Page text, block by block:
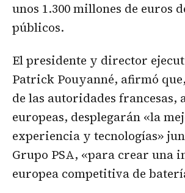
unos 1.300 millones de euros
públicos.
El presidente y director
Patrick Pouyanné, afirmó
de las autoridades francesas,
europeas, desplegarán «la
experiencia y tecnologías»
Grupo PSA, «para crear una
europea competitiva de